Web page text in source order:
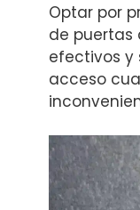
Optar por
de puertas
efectivos y
acceso